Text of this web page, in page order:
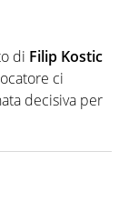
di Filip Kostic
ci
decisiva per